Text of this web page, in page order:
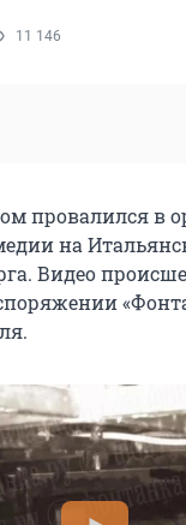
11 146
провалился в
на
Видео